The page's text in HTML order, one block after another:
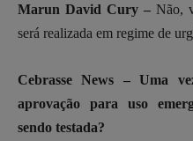
Marun David Cury –Não,
será realizada em regime de
Cebrasse News – Uma
aprovação para uso
sendo testada?